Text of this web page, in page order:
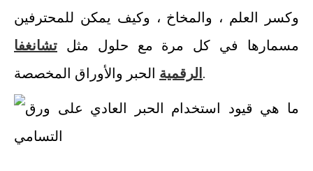
وكسر العلم ، والمخاخ ، وكيف يمكن للمحترفين
مسمارها في كل مرة مع حلول مثل تشانغفا
الرقميةالحبر والأوراق المخصصة.